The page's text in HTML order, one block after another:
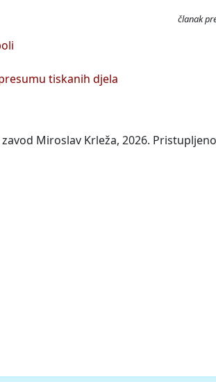
članak
tiskanih djela
Miroslav Krleža, 2026.